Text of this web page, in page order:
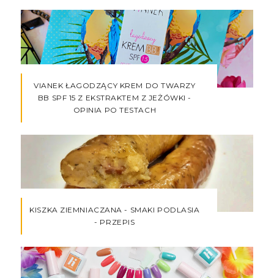
VIANEK ŁAGODZĄCY KREM DO TWARZY
BB SPF 15 Z EKSTRAKTEM Z JEŻÓWKI -
OPINIA PO TESTACH
KISZKA ZIEMNIACZANA - SMAKI PODLASIA
- PRZEPIS